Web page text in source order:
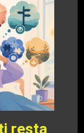
resta